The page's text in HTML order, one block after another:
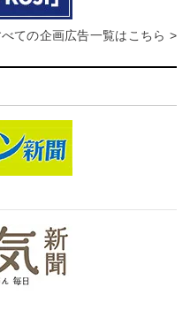
ての企画広告一覧はこちら >